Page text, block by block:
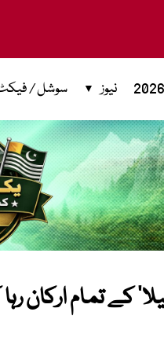
نیوز سوشل /
کے تمام ارکان